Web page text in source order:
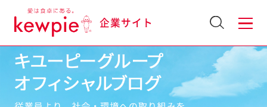
企業サイト